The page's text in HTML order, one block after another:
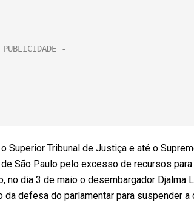
Superior Tribunal de Justiça e até o
São Paulo pelo excesso de recursos
dia 3 de maio o desembargador Djalma
defesa do parlamentar para suspender a